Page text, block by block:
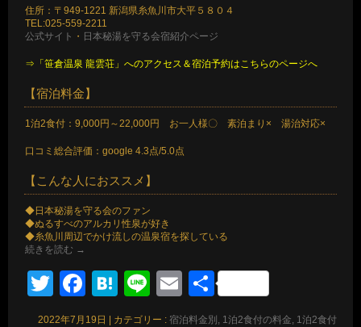
住所：〒949-1221 新潟県糸魚川市大平５８０４
TEL:025-559-2211
公式サイト ・ 日本秘湯を守る会宿紹介ページ
⇒「笹倉温泉 龍雲荘」へのアクセス＆宿泊予約はこちらのページへ
【宿泊料金】
1泊2食付：9,000円～22,000円 お一人様〇 素泊まり× 湯治対応×
口コミ総合評価：google 4.3点/5.0点
【こんな人におススメ】
◆日本秘湯を守る会のファン
◆ぬるすべのアルカリ性泉が好き
◆糸魚川周辺でかけ流しの温泉宿を探している
続きを読む →
TwitterFacebook
Hatena
LineEmail
共
有
2022年7月19日 カテゴリー : 宿泊料金別, 1泊2食付の料金, 1泊2食付